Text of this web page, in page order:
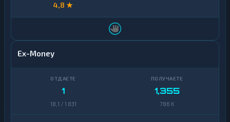
4,8 ★
Ex-Money
1
18,1 / 1 831
1,355
786 K